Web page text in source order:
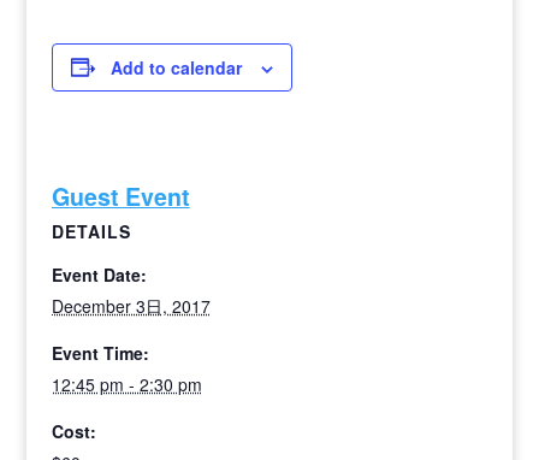
Add to calendar
Guest Event
DETAILS
Event Date:
December 3日, 2017
Event Time:
12:45 pm - 2:30 pm
Cost: